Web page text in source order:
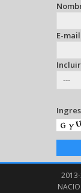
E-mail
2013-